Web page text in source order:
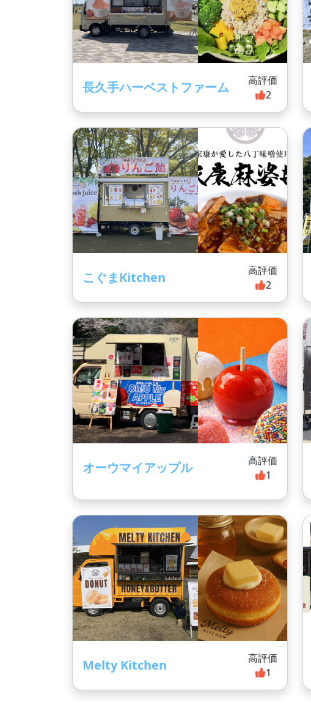
長久手ハーベストファーム
高評価
2
こぐまKitchen
高評価
2
オーウマイアップル
高評価
1
Melty Kitchen
高評価
1